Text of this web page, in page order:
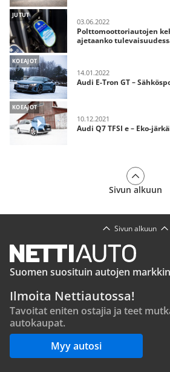
JUTUT
03.06.2022
Polttomoottoriautojen
ajetaanko
KOEAJOT
14.01.2022
Audi E-Tron GT –
KOEAJOT
10.12.2021
Audi Q7 TFSI e – Eko-
Sivun alkuun
Sivun alkuun
Suomen suosituin autojen
Ilmoita Nettiautossa!
Tavoitat eniten ostajia ja teet
autokaupat.
Myy autosi